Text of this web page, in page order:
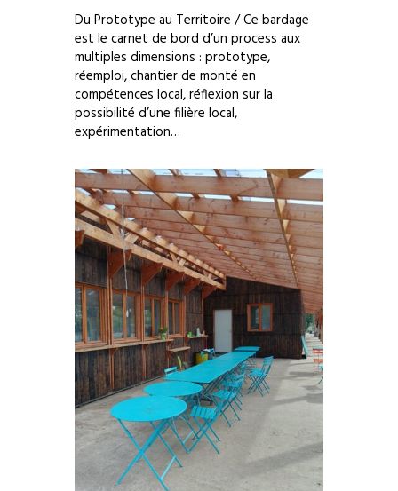
Du Prototype au Territoire / Ce bardage
est le carnet de bord d’un process aux
multiples dimensions : prototype,
réemploi, chantier de monté en
compétences local, réflexion sur la
possibilité d’une filière local,
expérimentation…